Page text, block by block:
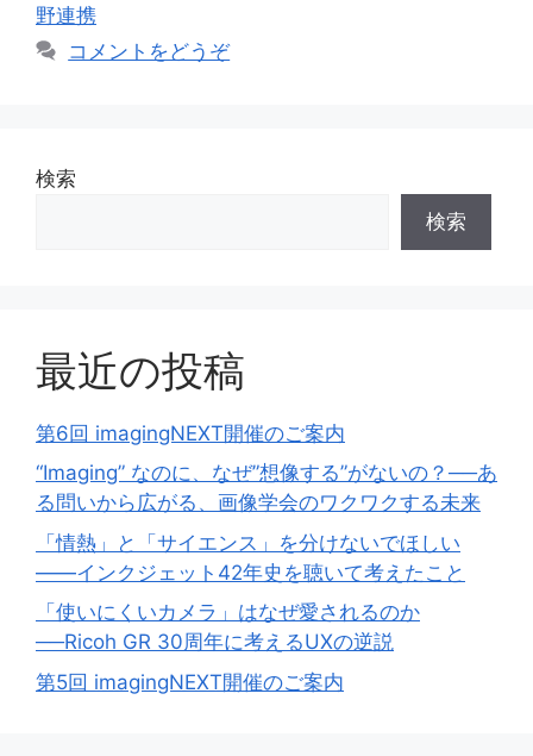
野連携
コメントをどうぞ
検索
検索
最近の投稿
第6回 imagingNEXT開催のご案内
“Imaging” なのに、なぜ”想像する”がないの？──あ
る問いから広がる、画像学会のワクワクする未来
「情熱」と「サイエンス」を分けないでほしい
——インクジェット42年史を聴いて考えたこと
「使いにくいカメラ」はなぜ愛されるのか
──Ricoh GR 30周年に考えるUXの逆説
第5回 imagingNEXT開催のご案内